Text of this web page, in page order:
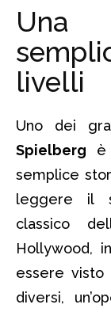
livelli
Uno dei
Spielberg è
semplice
leggere il
classico
Hollywood,
essere
diversi,